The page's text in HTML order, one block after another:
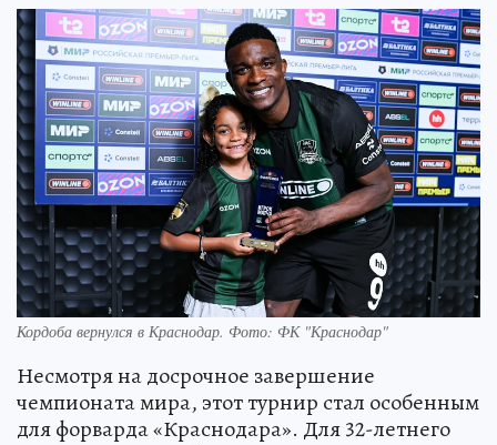
Кордоба вернулся в Краснодар. Фото: ФК "Краснодар"
Несмотря на досрочное завершение
чемпионата мира, этот турнир стал особенным
для форварда «Краснодара». Для 32-летнего